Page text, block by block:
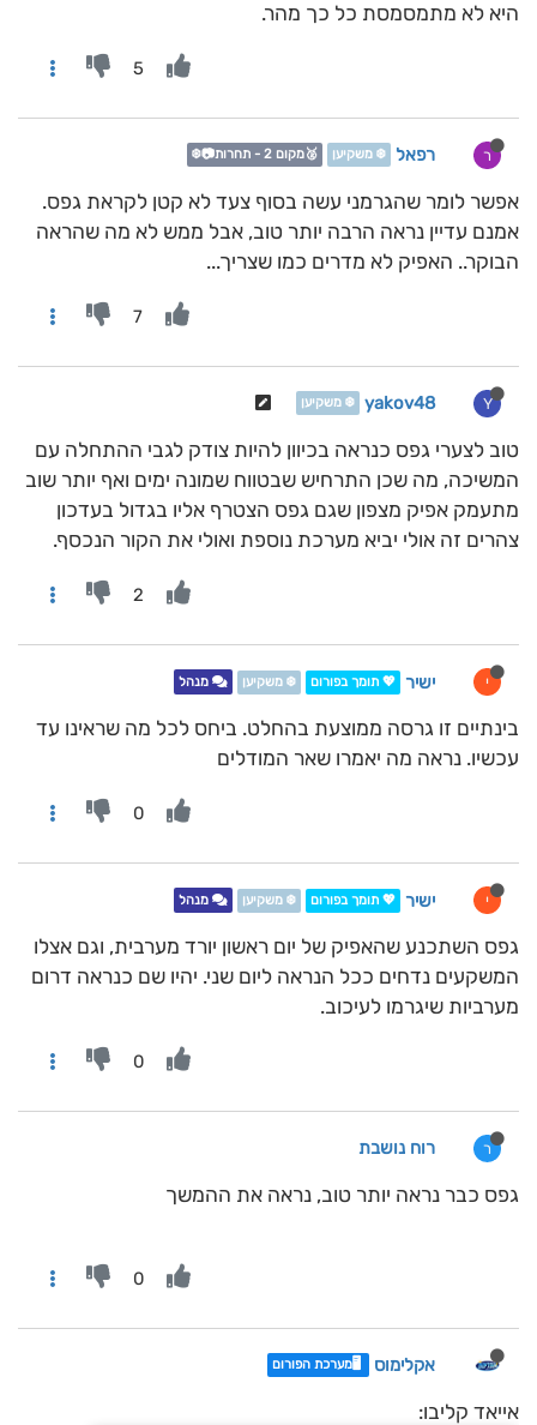
היא לא מתמסמסת כל כך מהר.
5
ר רפאל ❄️ משקיען 🥈מקום 2 - תחרות📷❄️
אפשר לומר שהגרמני עשה בסוף צעד לא קטן לקראת גפס.
אמנם עדיין נראה הרבה יותר טוב, אבל ממש לא מה שהראה
הבוקר.. האפיק לא מדרים כמו שצריך...
7
Y
yakov48 ❄️ משקיען
טוב לצערי גפס כנראה בכיוון להיות צודק לגבי ההתחלה עם
המשיכה, מה שכן התרחיש שבטווח שמונה ימים ואף יותר שוב
מתעמק אפיק מצפון שגם גפס הצטרף אליו בגדול בעדכון
צהרים זה אולי יביא מערכת נוספת ואולי את הקור הנכסף.
2
י ישיר 💖 תומך בפורום ❄️ משקיען מנהל
בינתיים זו גרסה ממוצעת בהחלט. ביחס לכל מה שראינו עד
עכשיו. נראה מה יאמרו שאר המודלים
0
י ישיר 💖 תומך בפורום ❄️ משקיען מנהל
גפס השתכנע שהאפיק של יום ראשון יורד מערבית, וגם אצלו
המשקעים נדחים ככל הנראה ליום שני. יהיו שם כנראה דרום
מערביות שיגרמו לעיכוב.
0
ר רוח נושבת
גפס כבר נראה יותר טוב, נראה את ההמשך
0
אקלימוס 🖥️מערכת הפורום
אייאד קליבו: